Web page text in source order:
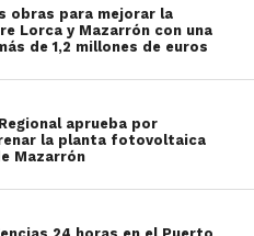
obras para mejorar la
Lorca y Mazarrón con una
de 1,2 millones de euros
aprueba por
la planta fotovoltaica
Mazarrón